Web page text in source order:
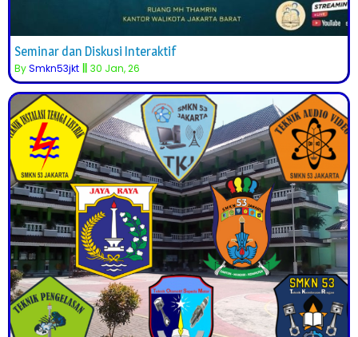
Seminar dan Diskusi Interaktif
BySmkn53jkt 30 Jan, 26